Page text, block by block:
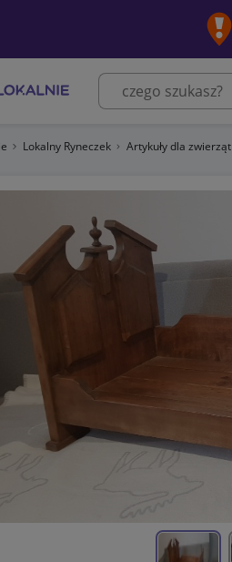
Lokalny Ryneczek Artykuły dla zwierząt